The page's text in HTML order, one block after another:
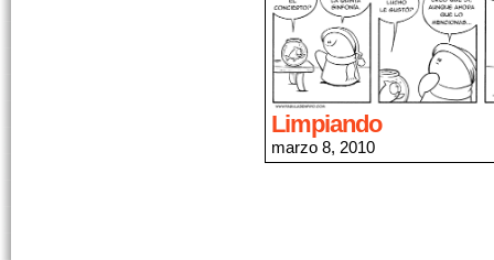
Limpiando
marzo 8, 2010